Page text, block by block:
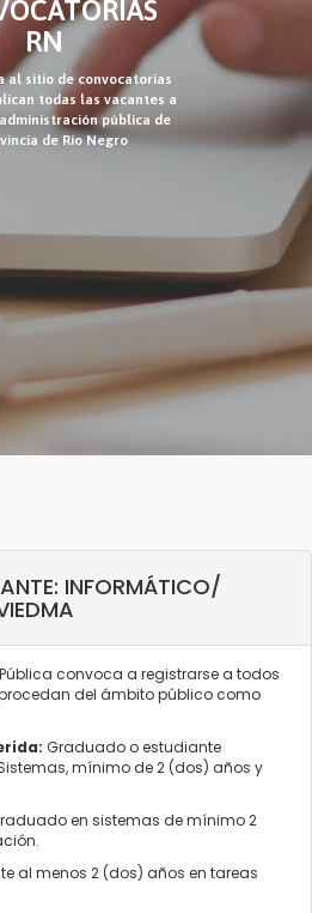
RN
al sitio de convocatorias
todas las vacantes a
pública de
de Río Negro
INFORMÁTICO/
convoca a registrarse a todos
del ámbito público como
Graduado o estudiante
mínimo de 2 (dos) años y
en sistemas de mínimo 2
al menos 2 (dos) años en tareas